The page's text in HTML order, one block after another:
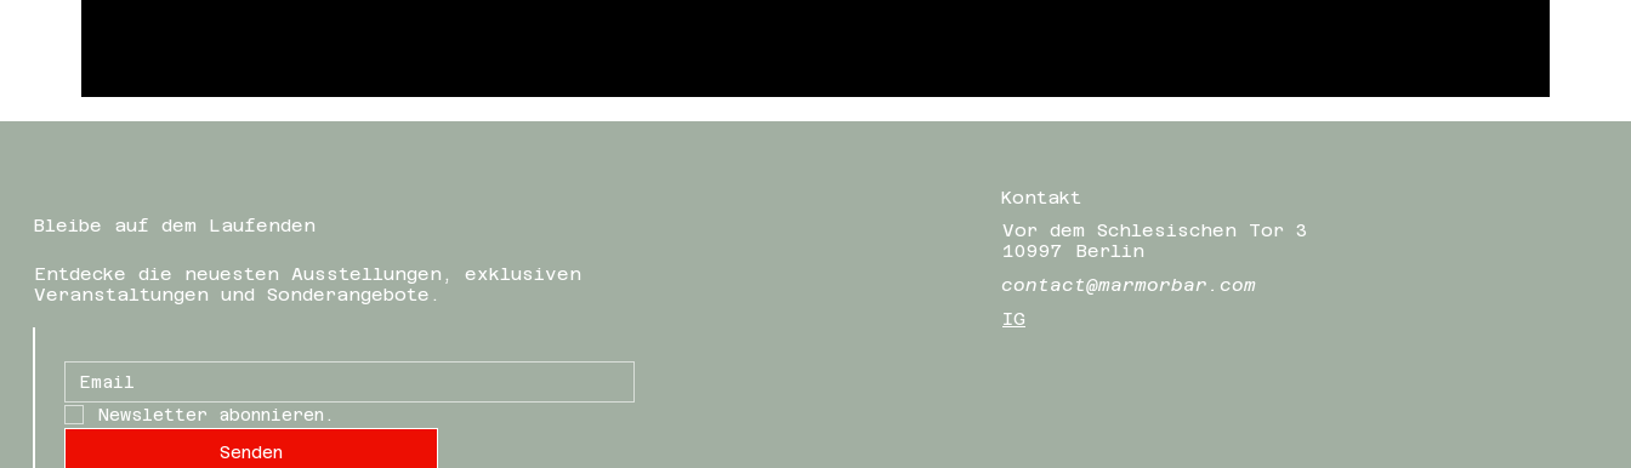
Bleibe auf dem Laufenden
Entdecke die neuesten Ausstellungen, exklusiven
Veranstaltungen und Sonderangebote.
Newsletter abonnieren.
Senden
Kontakt
Vor dem Schlesischen Tor 3
10997 Berlin
contact@marmorbar.com
IG